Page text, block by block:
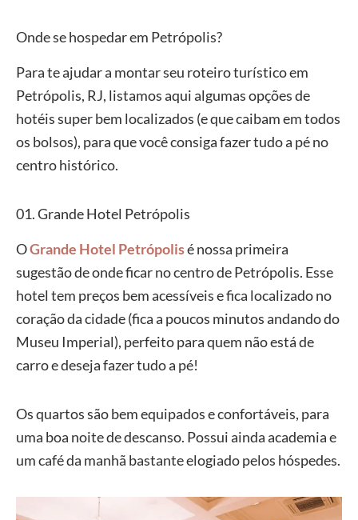
Onde se hospedar em Petrópolis?
Para te ajudar a montar seu roteiro turístico em
Petrópolis, RJ, listamos aqui algumas opções de
hotéis super bem localizados (e que caibam em todos
os bolsos), para que você consiga fazer tudo a pé no
centro histórico.
01. Grande Hotel Petrópolis
OGrande Hotel Petrópolisé nossa primeira
sugestão de onde ficar no centro de Petrópolis. Esse
hotel tem preços bem acessíveis e fica localizado no
coração da cidade (fica a poucos minutos andando do
Museu Imperial), perfeito para quem não está de
carro e deseja fazer tudo a pé!
Os quartos são bem equipados e confortáveis, para
uma boa noite de descanso. Possui ainda academia e
um café da manhã bastante elogiado pelos hóspedes.